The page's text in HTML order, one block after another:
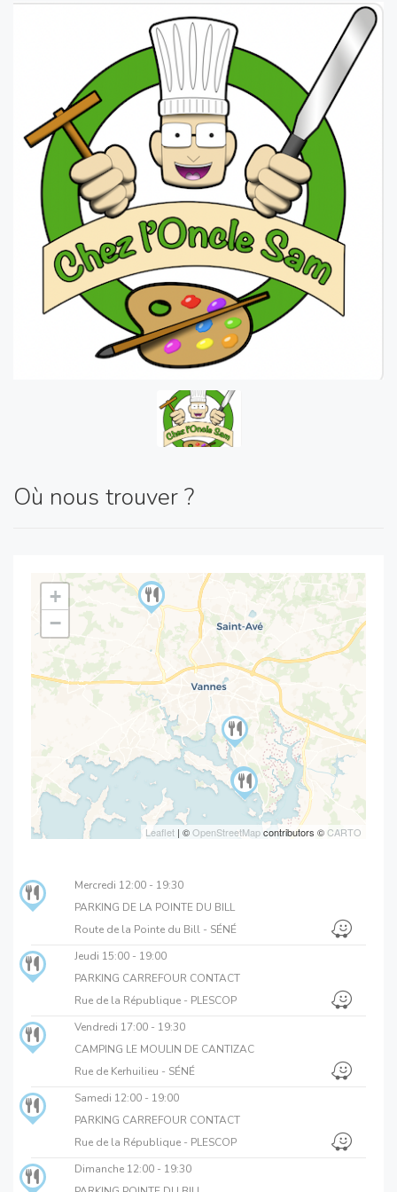
Où nous trouver ?
+
−
Leaflet | ©OpenStreetMapcontributors ©CARTO
Mercredi 12:00 - 19:30
PARKING DE LA POINTE DU BILL
Route de la Pointe du Bill - SÉNÉ
Jeudi 15:00 - 19:00
PARKING CARREFOUR CONTACT
Rue de la République - PLESCOP
Vendredi 17:00 - 19:30
CAMPING LE MOULIN DE CANTIZAC
Rue de Kerhuilieu - SÉNÉ
Samedi 12:00 - 19:00
PARKING CARREFOUR CONTACT
Rue de la République - PLESCOP
Dimanche 12:00 - 19:30